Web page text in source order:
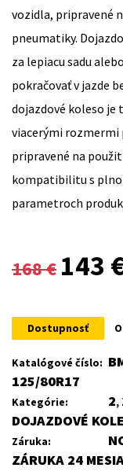
vozidla, pripravené
pneumatiky.
za lepiacu sadu
pokračovať v jazde
dojazdové koleso je
viacerými rozmermi
pripravené na
kompatibilitu s
parametroch
168€
Original
was:
168 €.
143
Dostupnosť
Katalógové číslo:
125/80R17
Kategórie: 2,
DOJAZDOVÉ
Záruka:
ZÁRUKA 24